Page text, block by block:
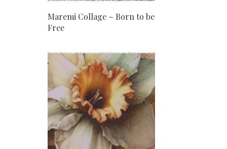
Maremi Collage ~ Born to be
Free